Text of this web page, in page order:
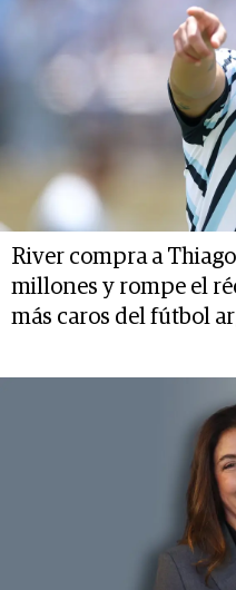
River compra a
millones y rompe el
más caros del fútbol